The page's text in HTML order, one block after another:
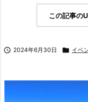
この記事の
 2024年6月30日  イベ